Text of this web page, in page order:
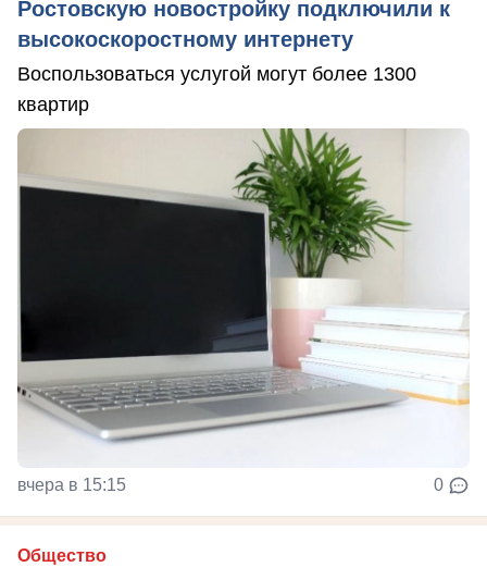
Ростовскую новостройку подключили к
высокоскоростному интернету
Воспользоваться услугой могут более 1300
квартир
вчера в 15:15 0
Общество